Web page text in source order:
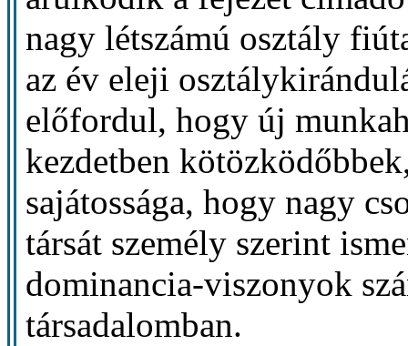
nagy létszámú osztály
az év eleji
előfordul, hogy új
kezdetben
sajátossága, hogy nagy
társát személy szerint
dominancia-viszonyok
társadalomban.